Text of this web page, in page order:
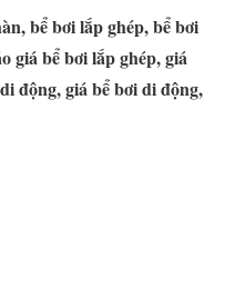
bể bơi lắp ghép, bể bơi
giá bể bơi lắp ghép, giá
động, giá bể bơi di động,